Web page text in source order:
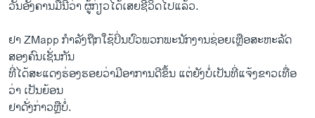
e
ວັນ​ອັງຄານ​ມື້​ນີ້ວ່າ ຜູ້ກ່ຽວໄດ້​ເສຍ​ຊີວິດ​ໄປ​ແລ້ວ.
ຢາ ZMapp ກຳລັງ​ຖືກ​ໃຊ້​ປິ່ນປົວ​ພວກ​ພະນັກງານ​ຊ່ອຍ​ເຫຼືອ​ສະຫະລັດ​
ສອງ​ຄົນ​ເຊັ່ນ​ກັນ
ທີ່ໄດ້​ສະ​ແດງຮ່ອງຮອຍ​ວ່າມີອາການ​ດີ​ຂຶ້ນ ​ແຕ່ຍັງ​ບໍ່​ເປັນ​ທີ່​ແຈ້ງ​ຂາວ​ເທື່ອ​
ວ່າ ​ເປັນ​ຍ້ອນ
ຢາ​ດັ່ງກ່າວ​ຫຼືບໍ່​.